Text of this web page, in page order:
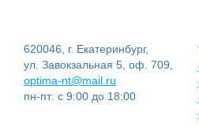
620046, г. Екатеринбург,
ул. Завокзальная 5, оф. 709,
optima-nt@mail.ru
пн-пт: с 9:00 до 18:00